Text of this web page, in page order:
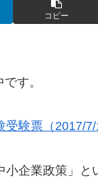
コピー
す。
験票（2017/7/
企業政策」